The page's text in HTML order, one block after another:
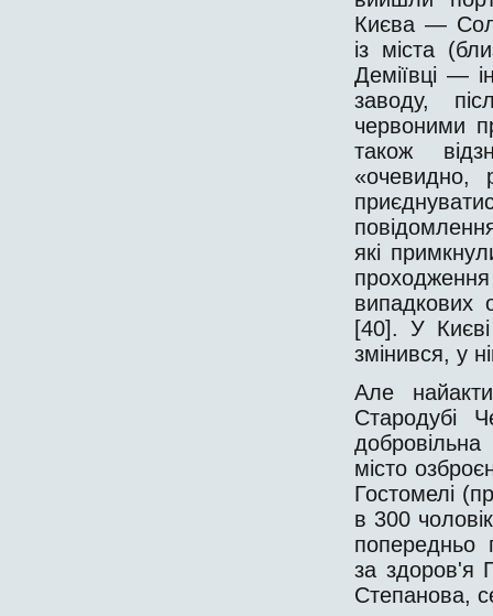
Києва —
із міста
Деміївці —
заводу,
червоними
також
«очевидно,
які
випадкових
[40]. У
змінився, у
Але
Стародубі
місто
Гостомелі
в 300
попередньо
за здоров'я
Степанова,